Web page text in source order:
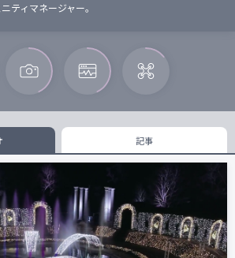
ティマネージャー。
記事